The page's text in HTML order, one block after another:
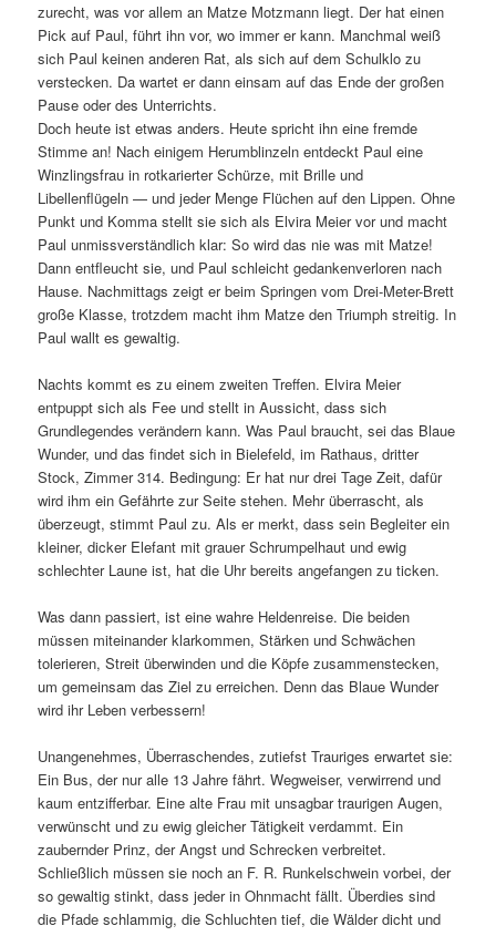
zurecht, was vor allem an Matze Motzmann liegt. Der hat einen
Pick auf Paul, führt ihn vor, wo immer er kann. Manchmal weiß
sich Paul keinen anderen Rat, als sich auf dem Schulklo zu
verstecken. Da wartet er dann einsam auf das Ende der großen
Pause oder des Unterrichts.
Doch heute ist etwas anders. Heute spricht ihn eine fremde
Stimme an! Nach einigem Herumblinzeln entdeckt Paul eine
Winzlingsfrau in rotkarierter Schürze, mit Brille und
Libellenflügeln — und jeder Menge Flüchen auf den Lippen. Ohne
Punkt und Komma stellt sie sich als Elvira Meier vor und macht
Paul unmissverständlich klar: So wird das nie was mit Matze!
Dann entfleucht sie, und Paul schleicht gedankenverloren nach
Hause. Nachmittags zeigt er beim Springen vom Drei-Meter-Brett
große Klasse, trotzdem macht ihm Matze den Triumph streitig. In
Paul wallt es gewaltig.
Nachts kommt es zu einem zweiten Treffen. Elvira Meier
entpuppt sich als Fee und stellt in Aussicht, dass sich
Grundlegendes verändern kann. Was Paul braucht, sei das Blaue
Wunder, und das findet sich in Bielefeld, im Rathaus, dritter
Stock, Zimmer 314. Bedingung: Er hat nur drei Tage Zeit, dafür
wird ihm ein Gefährte zur Seite stehen. Mehr überrascht, als
überzeugt, stimmt Paul zu. Als er merkt, dass sein Begleiter ein
kleiner, dicker Elefant mit grauer Schrumpelhaut und ewig
schlechter Laune ist, hat die Uhr bereits angefangen zu ticken.
Was dann passiert, ist eine wahre Heldenreise. Die beiden
müssen miteinander klarkommen, Stärken und Schwächen
tolerieren, Streit überwinden und die Köpfe zusammenstecken,
um gemeinsam das Ziel zu erreichen. Denn das Blaue Wunder
wird ihr Leben verbessern!
Unangenehmes, Überraschendes, zutiefst Trauriges erwartet sie:
Ein Bus, der nur alle 13 Jahre fährt. Wegweiser, verwirrend und
kaum entzifferbar. Eine alte Frau mit unsagbar traurigen Augen,
verwünscht und zu ewig gleicher Tätigkeit verdammt. Ein
zaubernder Prinz, der Angst und Schrecken verbreitet.
Schließlich müssen sie noch an F. R. Runkelschwein vorbei, der
so gewaltig stinkt, dass jeder in Ohnmacht fällt. Überdies sind
die Pfade schlammig, die Schluchten tief, die Wälder dicht und